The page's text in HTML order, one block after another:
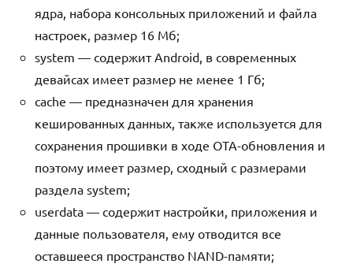
ядра, набора консольных приложений и файла
настроек, размер 16 Мб;
system — содержит Android, в современных
девайсах имеет размер не менее 1 Гб;
cache — предназначен для хранения
кешированных данных, также используется для
сохранения прошивки в ходе OTA-обновления и
поэтому имеет размер, сходный с размерами
раздела system;
userdata — содержит настройки, приложения и
данные пользователя, ему отводится все
оставшееся пространство NAND-памяти;